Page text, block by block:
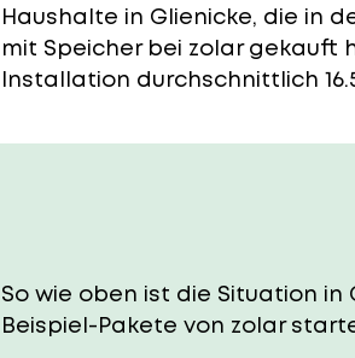
Haushalte in Glienicke, die in
mit Speicher bei zolar gekauft
Installation durchschnittlich
So wie oben ist die Situation
Beispiel-Pakete von zolar